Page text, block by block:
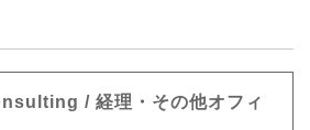
/ 経理・その他オフィ